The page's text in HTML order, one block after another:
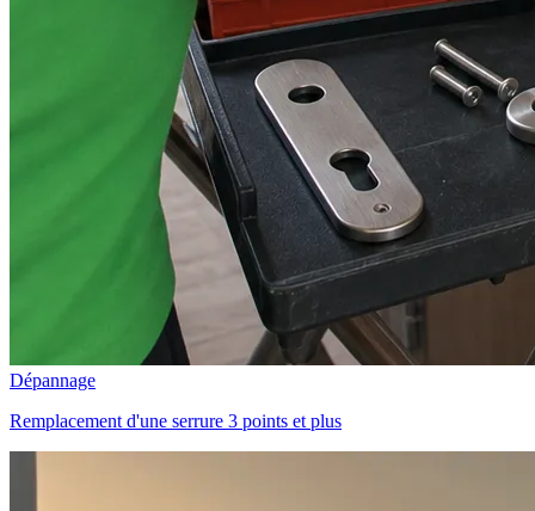
Dépannage
Remplacement d'une serrure 3 points et plus